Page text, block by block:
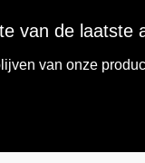
van de laatste
van onze